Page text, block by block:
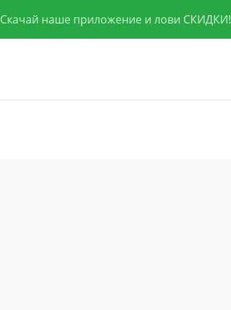
Скачай наше приложение и лови СКИДКИ!